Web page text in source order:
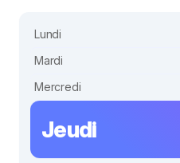
Lundi
Mardi
Mercredi
Jeudi